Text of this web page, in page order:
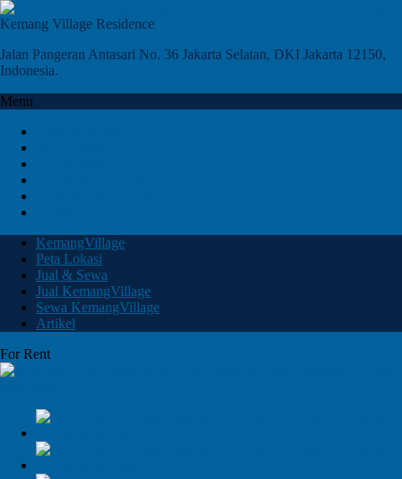
Kemang Village Residence
Jalan Pangeran Antasari No. 36 Jakarta Selatan, DKI Jakarta 12150,
Indonesia.
Menu
KemangVillage
Peta Lokasi
Jual & Sewa
Jual KemangVillage
Sewa KemangVillage
Artikel
For Rent